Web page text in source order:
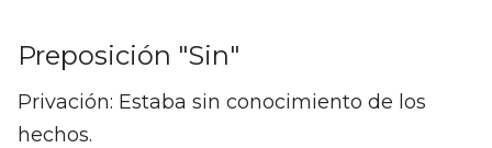
Preposición "Sin"
Privación: Estaba sin conocimiento de los
hechos.